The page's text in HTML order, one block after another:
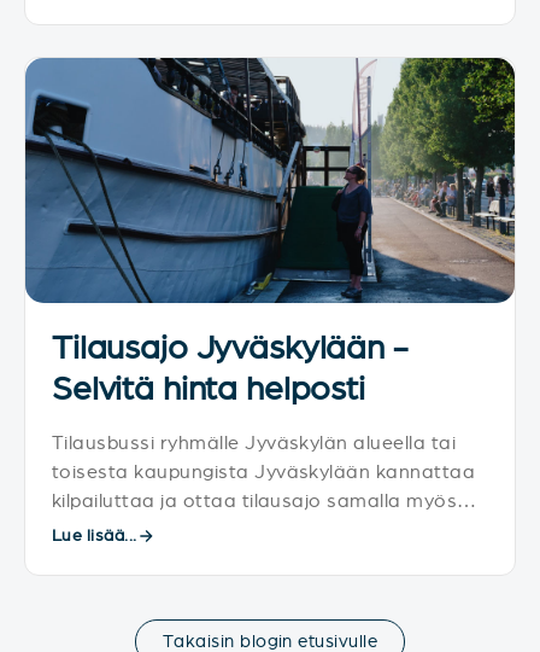
Tilausajo Jyväskylään -
Selvitä hinta helposti
Tilausbussi ryhmälle Jyväskylän alueella tai
toisesta kaupungista Jyväskylään kannattaa
kilpailuttaa ja ottaa tilausajo samalla myös
parhaaseen hintaan.
Lue lisää...
Takaisin blogin etusivulle